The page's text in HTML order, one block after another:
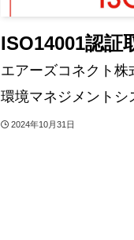
ISO14001認証
エアーズコネクト株
環境マネジメントシ
2024年10月31日